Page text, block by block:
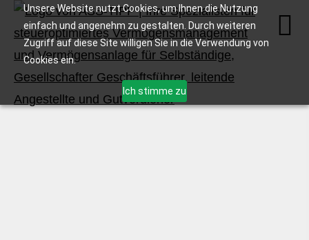
Unsere Website nutzt Cookies, um Ihnen die Nutzung
einfach und angenehm zu gestalten. Durch weiteren
Zugriff auf diese Site willigen Sie in die Verwendung von
Cookies ein.
Ich stimme zu